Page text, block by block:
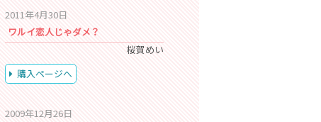
2011年4月30日
ワルイ恋人じゃダメ？
桜賀めい
購入ページへ
2009年12月26日